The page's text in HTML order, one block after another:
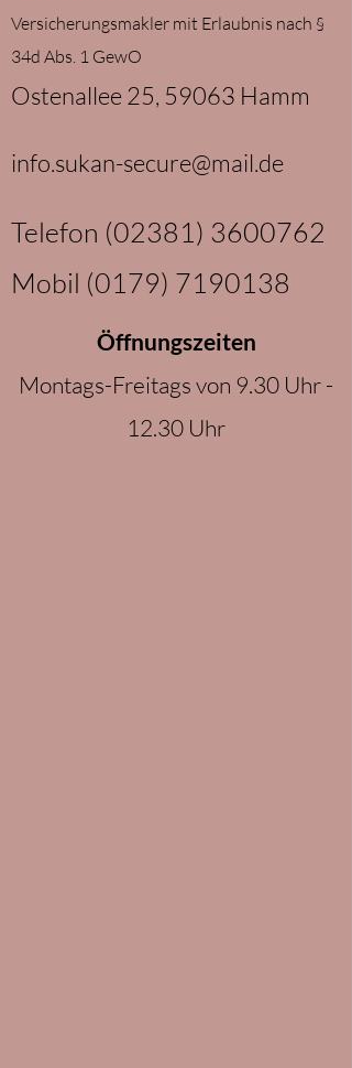
Versicherungsmakler mit Erlaubnis nach §
34d Abs. 1 GewO
Ostenallee 25, 59063 Hamm
info.sukan-secure@mail.de
Telefon (02381) 3600762
Mobil (0179) 7190138
Öffnungszeiten
Montags-Freitags von 9.30 Uhr -
12.30 Uhr